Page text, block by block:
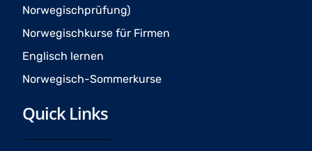
Norwegischprüfung)
Norwegischkurse für Firmen
Englisch lernen
Norwegisch-Sommerkurse
Quick Links